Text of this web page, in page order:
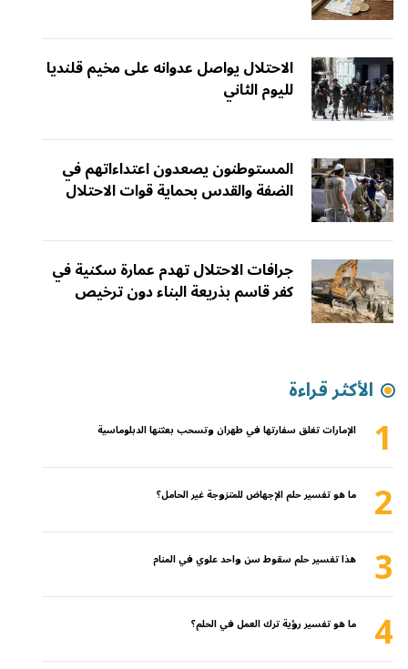
الاحتلال يواصل عدوانه على مخيم قلنديا
لليوم الثاني
المستوطنون يصعدون اعتداءاتهم في
الضفة والقدس بحماية قوات الاحتلال
جرافات الاحتلال تهدم عمارة سكنية في
كفر قاسم بذريعة البناء دون ترخيص
الأكثر قراءة
1 الإمارات تغلق سفارتها في طهران وتسحب بعثتها الدبلوماسية
2 ما هو تفسير حلم الإجهاض للمتزوجة غير الحامل؟
3 هذا تفسير حلم سقوط سن واحد علوي في المنام
4 ما هو تفسير رؤية ترك العمل في الحلم؟